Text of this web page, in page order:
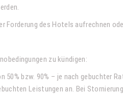
Forderung des Hotels aufrechnen
zu kündigen:
bzw. 90% – je nach gebuchter
Leistungen an. Bei